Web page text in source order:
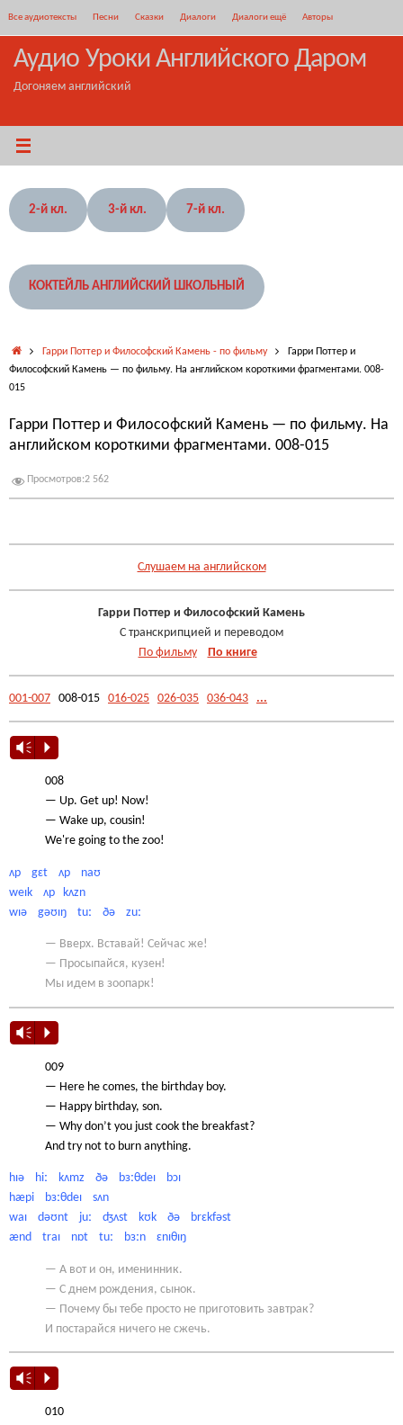
содержимому
Все аудиотексты Песни Сказки Диалоги Диалоги ещё Авторы
Аудио Уроки Английского Даром
Догоняем английский
2-й кл. 3-й кл. 7-й кл.
КОКТЕЙЛЬ АНГЛИЙСКИЙ ШКОЛЬНЫЙ
ГлавнаяГарри Поттер и Философский Камень - по фильму
Гарри Поттер и
Философский Камень — по фильму. На английском короткими фрагментами. 008-
015
Гарри Поттер и Философский Камень — по фильму. На
английском короткими фрагментами. 008-015
Просмотров:2 562
Слушаем на английском
Гарри Поттер и Философский Камень
С транскрипцией и переводом
По фильму
По книге
001-007 008-015 016-025 026-035 036-043 ...
Vm P
008
— Up. Get up! Now!
— Wake up, cousin!
We're going to the zoo!
ʌp gɛt ʌp naʊ
weɪk ʌp kʌzn
wɪə gəʊɪŋ tuː ðə zuː
— Вверх. Вставай! Сейчас же!
— Просыпайся, кузен!
Мы идем в зоопарк!
Vm P
009
— Here he comes, the birthday boy.
— Happy birthday, son.
— Why don’t you just cook the breakfast?
And try not to burn anything.
hɪə hiː kʌmz ðə bɜːθdeɪ bɔɪ
hæpi bɜːθdeɪ sʌn
waɪ dəʊnt juː ʤʌst kʊk ðə brɛkfəst
ænd traɪ nɒt tuː bɜːn ɛnɪθɪŋ
— А вот и он, именинник.
— С днем рождения, сынок.
— Почему бы тебе просто не приготовить завтрак?
И постарайся ничего не сжечь.
Vm P
010